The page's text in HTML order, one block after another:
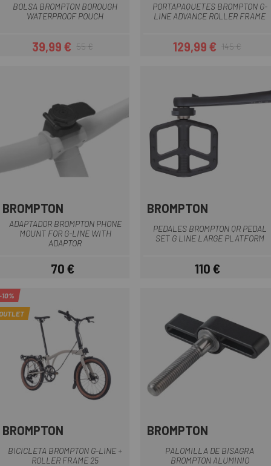
BOLSA BROMPTON BOROUGH
WATERPROOF POUCH
Precio
39,99 €Precio regular
55 €
PORTAPAQUETES BROMPTON G-
LINE ADVANCE ROLLER FRAME
Precio
129,99 €Precio regular
145 €
BROMPTON
ADAPTADOR BROMPTON PHONE
MOUNT FOR G-LINE WITH
ADAPTOR
Precio
70 €
BROMPTON
PEDALES BROMPTON QR PEDAL
SET G LINE LARGE PLATFORM
Precio
110 €
BROMPTON
BICICLETA BROMPTON G-LINE +
ROLLER FRAME 25
BROMPTON
PALOMILLA DE BISAGRA
BROMPTON ALUMINIO